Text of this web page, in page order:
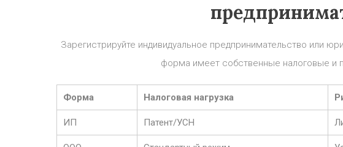
Зарегистрируйте индивидуальное предпринимательство или
форма имеет собственные налоговые и
Форма Налоговая нагрузка
ИП Патент/УСН